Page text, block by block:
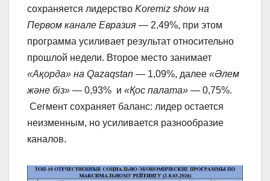
сохраняется лидерство Koremiz show на
Первом канале Евразия — 2,49%, при этом
программа усиливает результат относительно
прошлой недели. Второе место занимает
«Ақорда» на Qazaqstan — 1,09%, далее «Әлем
және біз» — 0,93% и «Қос палата» — 0,75%.
Сегмент сохраняет баланс: лидер остается
неизменным, но усиливается разнообразие
каналов.